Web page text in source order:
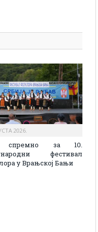
2026.
спремно за 10.
фестивал
у Врањској Бањи